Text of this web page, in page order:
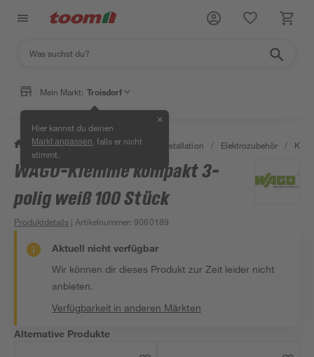
Mein Markt: Troisdorf
Hier kannst du deinen
Markt anpassen , falls er nicht
stimmt.
✕
/ Bauen & Renovieren / Elektroinstallation / Elektrozubehör /
WAGO-Klemme kompakt 3-
polig weiß 100 Stück
Produktdetails | Artikelnummer:9060189
Aktuell nicht verfügbar
Wir können dir dieses Produkt zur Zeit leider nicht
anbieten.
Verfügbarkeit in anderen Märkten
Alternative Produkte